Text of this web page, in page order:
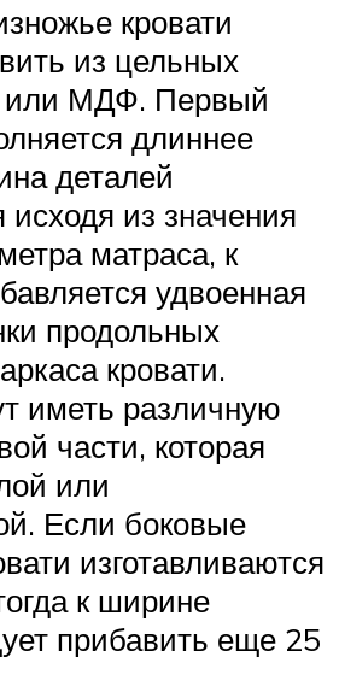
кровати
из цельных
или МДФ. Первый
длиннее
деталей
исходя из значения
матраса, к
удвоенная
продольных
кровати.
иметь различную
части, которая
или
Если боковые
изготавливаются
к ширине
прибавить еще 25